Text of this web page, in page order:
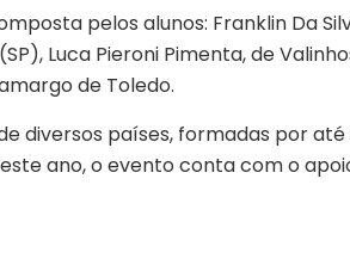
pelos alunos: Franklin Da
Luca Pieroni Pimenta, de
de Toledo.
diversos países, formadas por
ano, o evento conta com o